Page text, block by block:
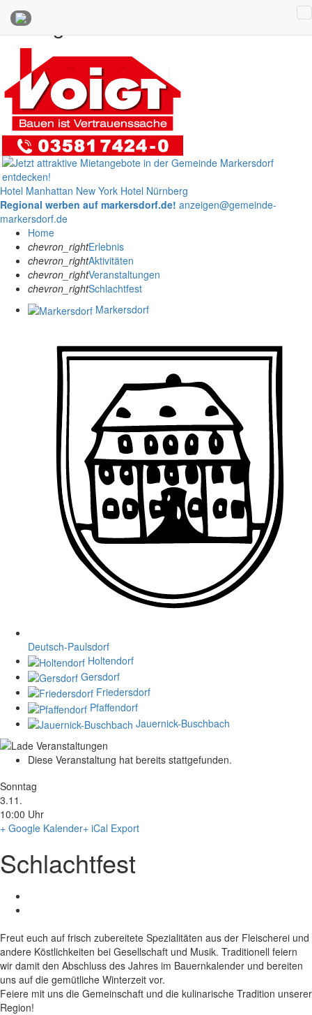
Anzeigen
Hotel Manhattan New York Hotel Nürnberg
Regional werben auf markersdorf.de! anzeigen@gemeinde-
markersdorf.de
Home
chevron_rightErlebnis
chevron_rightAktivitäten
chevron_rightVeranstaltungen
chevron_rightSchlachtfest
Markersdorf
Deutsch-Paulsdorf
Holtendorf
Gersdorf
Friedersdorf
Pfaffendorf
Jauernick-Buschbach
Diese Veranstaltung hat bereits stattgefunden.
Sonntag
3.11.
10:00 Uhr
+ Google Kalender+ iCal Export
Schlachtfest
Freut euch auf frisch zubereitete Spezialitäten aus der Fleischerei und
andere Köstlichkeiten bei Gesellschaft und Musik. Traditionell feiern
wir damit den Abschluss des Jahres im Bauernkalender und bereiten
uns auf die gemütliche Winterzeit vor.
Feiere mit uns die Gemeinschaft und die kulinarische Tradition unserer
Region!